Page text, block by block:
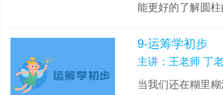
能更好的了解圆
9-运筹学初步
主讲：王老师 丁
当我们还在糊里